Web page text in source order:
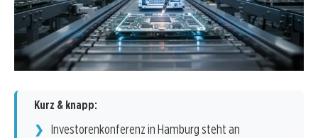
Kurz & knapp:
Investorenkonferenz in Hamburg steht an